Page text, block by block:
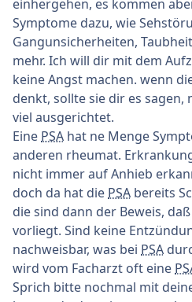
einhergehen, es kommen
Symptome dazu, wie
Gangunsicherheiten,
mehr. Ich will dir mit dem
keine Angst machen. wenn
denkt, sollte sie dir es
viel ausgerichtet.
Eine PSA hat ne Menge
anderen rheumat.
nicht immer auf Anhieb
doch da hat die PSA bereits
die sind dann der Beweis,
vorliegt. Sind keine
nachweisbar, was bei PSA
wird vom Facharzt oft eine
Sprich bitte nochmal mit